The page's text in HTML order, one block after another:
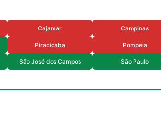
Cajamar Campinas
Piracicaba Pompeia
São José dos Campos São Paulo